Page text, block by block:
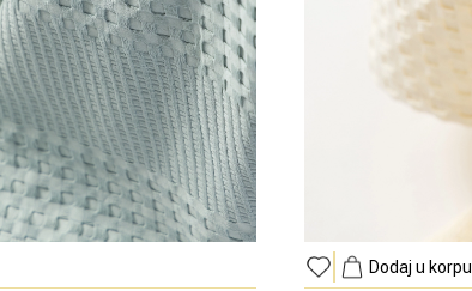
Dodaj u korpu